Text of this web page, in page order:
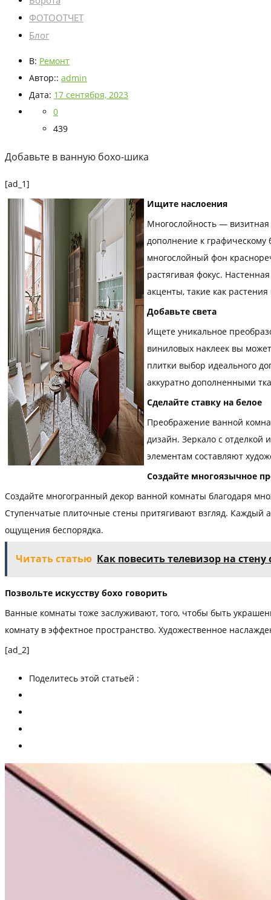
ФОТООТЧЕТ
Блог
В: Ремонт
Автор:: admin
Дата: 17 сентября, 2023
0
439
Добавьте в ванную бохо-шика
[ad_1]
Ищите наслоения
Многослойность —
дополнение к графическому
многослойный фон
растягивая фокус.
акценты, такие как
Добавьте света
Ищете уникальное
виниловых наклеек вы
плитки выбор идеального
аккуратно дополненными
Сделайте ставку на белое
Преображение ванной
дизайн. Зеркало с
элементам составляют
Создайте многоязычное
Создайте многогранный декор ванной комнаты благодаря
Ступенчатые плиточные стены притягивают взгляд. Каждый
ощущения беспорядка.
Читать статью Как повесить телевизор на
Позвольте искусству бохо говорить
Ванные комнаты тоже заслуживают, того, чтобы быть
комнату в эффектное пространство. Художественное
[ad_2]
Поделитесь этой статьей :